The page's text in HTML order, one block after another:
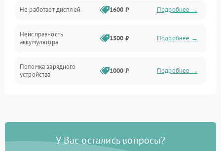
Засор
Привод
Электронные компоненты
Не работает дисплей 1600 ₽ Подробнее →
Неисправность
аккумулятора
1500 ₽ Подробнее →
Поломка зарядного
устройства
1000 ₽ Подробнее →
Поломка кнопки
У Вас остались вопросы?